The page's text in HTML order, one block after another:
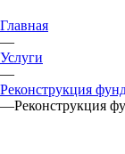
Главная
—
Услуги
—
Реконструкция
—Реконструкция